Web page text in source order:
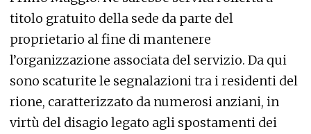
titolo gratuito della sede da parte del
proprietario al fine di mantenere
l’organizzazione associata del servizio. Da qui
sono scaturite le segnalazioni tra i residenti del
rione, caratterizzato da numerosi anziani, in
virtù del disagio legato agli spostamenti dei